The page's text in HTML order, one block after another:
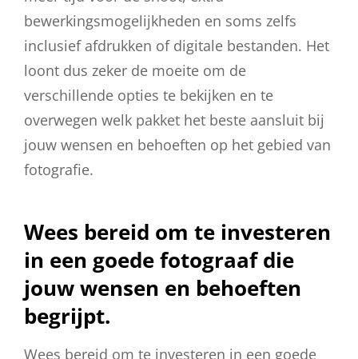
bewerkingsmogelijkheden en soms zelfs
inclusief afdrukken of digitale bestanden. Het
loont dus zeker de moeite om de
verschillende opties te bekijken en te
overwegen welk pakket het beste aansluit bij
jouw wensen en behoeften op het gebied van
fotografie.
Wees bereid om te investeren
in een goede fotograaf die
jouw wensen en behoeften
begrijpt.
Wees bereid om te investeren in een goede